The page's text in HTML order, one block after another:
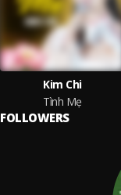
Kim Chi
Tình Mẹ
FOLLOWERS